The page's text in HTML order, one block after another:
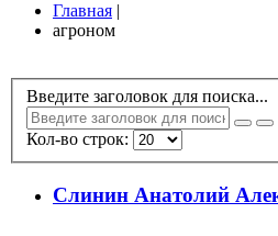
Главная |
агроном
Введите заголовок для поиска...
Кол-во строк:
Слинин Анатолий